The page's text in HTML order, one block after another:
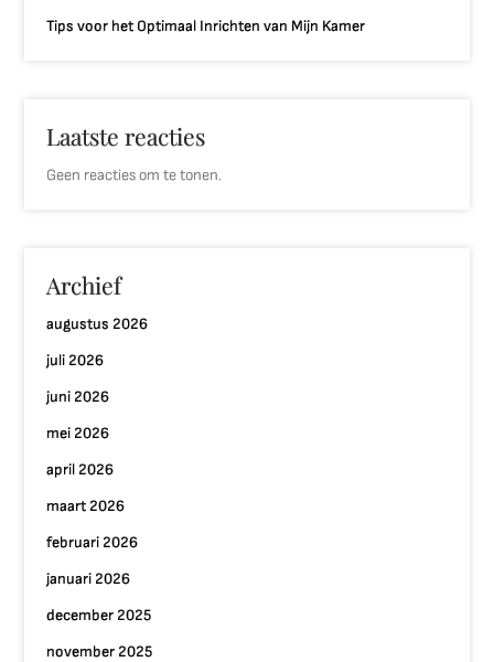
Tips voor het Optimaal Inrichten van Mijn Kamer
Laatste reacties
Geen reacties om te tonen.
Archief
augustus 2026
juli 2026
juni 2026
mei 2026
april 2026
maart 2026
februari 2026
januari 2026
december 2025
november 2025